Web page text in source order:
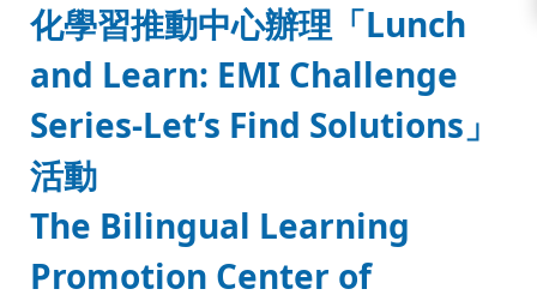
化學習推動中心辦理「Lunch
and Learn: EMI Challenge
Series-Let’s Find Solutions」
活動
The Bilingual Learning
Promotion Center of